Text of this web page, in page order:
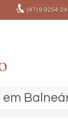
(47)9.9254-
em